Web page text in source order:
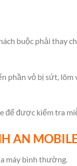
buộc phải thay
phần vỏ bị sứt, lõm
để được kiểm tra
AN
máy bình thường.